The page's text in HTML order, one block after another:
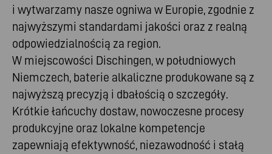
i wytwarzamy nasze ogniwa w Europie, zgodnie z
najwyższymi standardami jakości oraz z realną
odpowiedzialnością za region.
W miejscowości Dischingen, w południowych
Niemczech, baterie alkaliczne produkowane są z
najwyższą precyzją i dbałością o szczegóły.
Krótkie łańcuchy dostaw, nowoczesne procesy
produkcyjne oraz lokalne kompetencje
zapewniają efektywność, niezawodność i stałą